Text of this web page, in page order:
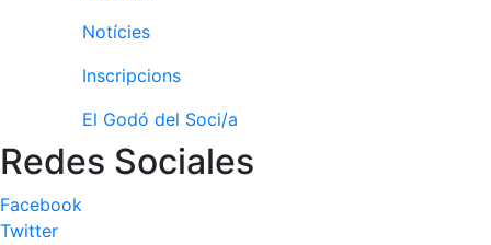
del
Social
Fotos
Normativa
Pàdel
Notícies
Inscripcions
El Godó del Soci/a
Redes Sociales
Facebook
Twitter